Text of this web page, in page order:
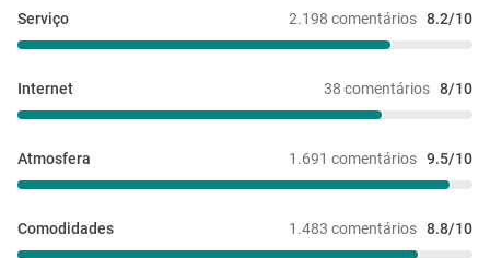
2.198 comentários 8.2/10
Serviço
38 comentários 8/10
Internet
1.691 comentários 9.5/10
Atmosfera
1.483 comentários 8.8/10
Comodidades